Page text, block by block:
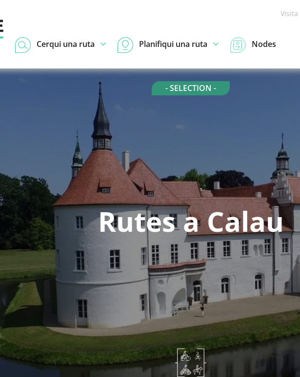
Cerqui una ruta Planifiqui una ruta Nodes
- SELECTION -
Rutes a Calau